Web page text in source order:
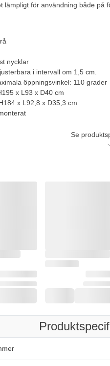
lämpligt för användning både på
nycklar
i intervall om 1,5 cm.
öppningsvinkel: 110 grader
x L93 x D40 cm
x L92,8 x D35,3 cm
Se